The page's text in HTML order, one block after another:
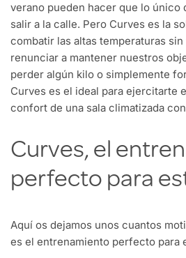
verano pueden hacer que lo único
salir a la calle. Pero Curves es la
combatir las altas temperaturas
renunciar a mantener nuestros
perder algún kilo o simplemente
Curves es el ideal para ejercitarte
confort de una sala climatizada
Curves, el
perfecto para
Aquí os dejamos unos cuantos
es el entrenamiento perfecto para